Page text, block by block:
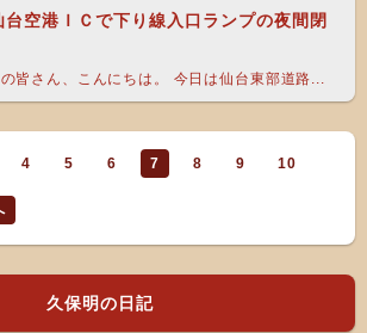
空港ＩＣで下り線入口ランプの夜間閉
皆さん、こんにちは。 今日は仙台東部道路...
4 5 6 7 8 9 10
久保明の日記